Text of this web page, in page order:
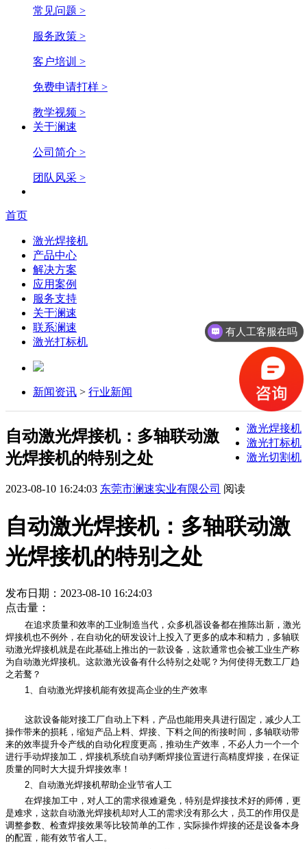
常见问题 >
服务政策 >
客户培训 >
免费申请打样 >
教学视频 >
关于澜速
公司简介 >
团队风采 >
首页
激光焊接机
产品中心
解决方案
应用案例
服务支持
关于澜速
联系澜速
激光打标机
新闻资讯 > 行业新闻
激光焊接机
激光打标机
激光切割机
自动激光焊接机：多轴联动激
光焊接机的特别之处
2023-08-10 16:24:03 东莞市澜速实业有限公司 阅读
自动激光焊接机：多轴联动激
光焊接机的特别之处
发布日期：2023-08-10 16:24:03
点击量：
在追求质量和效率的工业制造当代，众多机器设备都在推陈出新，激光
焊接机也不例外，在自动化的研发设计上投入了更多的成本和精力，多轴联
动激光焊接机就是在此基础上推出的一款设备，这款通常也会被工业生产称
为自动激光焊接机。这款激光设备有什么特别之处呢？为何使得无数工厂趋
之若鹜？
1、自动激光焊接机能有效提高企业的生产效率
这款设备能对接工厂自动上下料，产品也能用夹具进行固定，减少人工
操作带来的损耗，缩短产品上料、焊接、下料之间的衔接时间，多轴联动带
来的效率提升令产线的自动化程度更高，推动生产效率，不必人力一个一个
进行手动焊接加工，焊接机系统自动判断焊接位置进行高精度焊接，在保证
质量的同时大大提升焊接效率！
2、自动激光焊接机帮助企业节省人工
在焊接加工中，对人工的需求很难避免，特别是焊接技术好的师傅，更
是难求，这款自动激光焊接机却对人工的需求没有那么大，员工的作用仅是
调整参数、检查焊接效果等比较简单的工作，实际操作焊接的还是设备本身
的配置，能有效节省人工。
有人工客服在吗